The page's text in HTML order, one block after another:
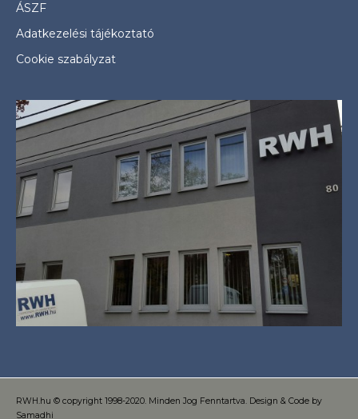
ÁSZF
Adatkezelési tájékoztató
Cookie szabályzat
RWH.hu © copyright 1998-2020. Minden Jog Fenntartva. Design & Code by
Samadhi